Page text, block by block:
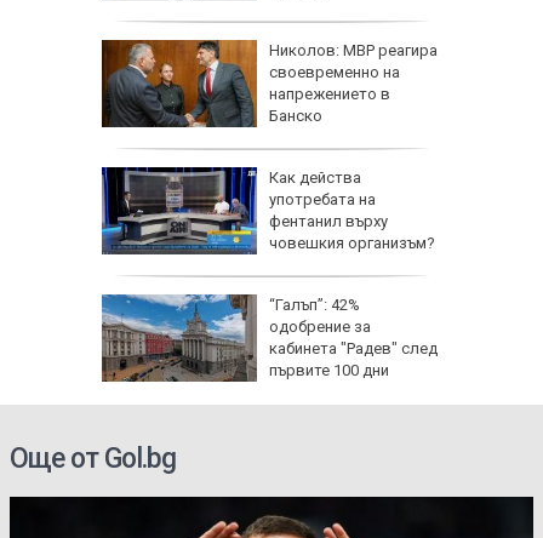
Николов: МВР реагира
своевременно на
напрежението в
Банско
Как действа
употребата на
фентанил върху
човешкия организъм?
“Галъп”: 42%
одобрение за
кабинета "Радев" след
първите 100 дни
Още от Gol.bg